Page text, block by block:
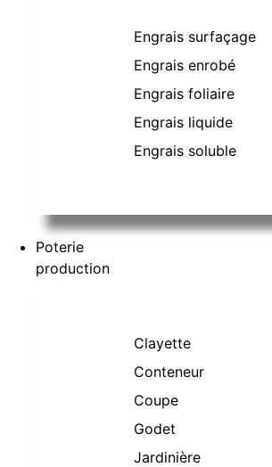
Engrais surfaçage
Engrais enrobé
Engrais foliaire
Engrais liquide
Engrais soluble
Poterie
production
Clayette
Conteneur
Coupe
Godet
Jardinière